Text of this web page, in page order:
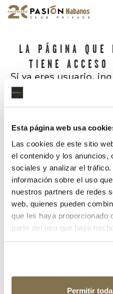
Esta página web usa
Las cookies de este sitio
el contenido y los anuncios,
sociales y analizar el
información sobre el uso
nuestros partners de redes
web, quienes pueden
que les haya proporcionado
partir del uso que haya
Permitir
LA PÁGINA QUE
TIENE
Si ya eres usuario,
¿Has olvidado tu contraseña?